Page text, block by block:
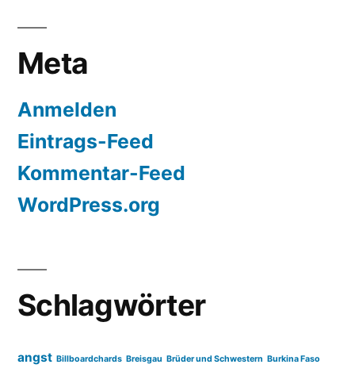
Meta
Anmelden
Eintrags-Feed
Kommentar-Feed
WordPress.org
Schlagwörter
angst Billboardchards Breisgau Brüder und Schwestern Burkina Faso